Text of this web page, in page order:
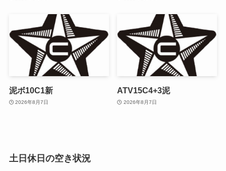
泥ボ10C1新
2026年8月7日
ATV15C4+3泥
2026年8月7日
土日休日の空き状況